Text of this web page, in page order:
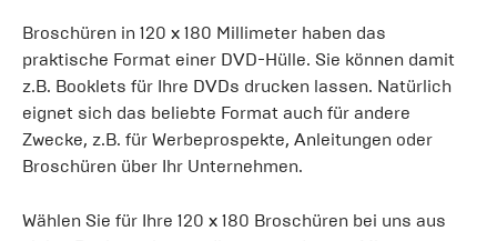
Broschüren in 120 x 180 Millimeter haben das
praktische Format einer DVD-Hülle. Sie können damit
z.B. Booklets für Ihre DVDs drucken lassen. Natürlich
eignet sich das beliebte Format auch für andere
Zwecke, z.B. für Werbeprospekte, Anleitungen oder
Broschüren über Ihr Unternehmen.
Wählen Sie für Ihre 120 x 180 Broschüren bei uns aus